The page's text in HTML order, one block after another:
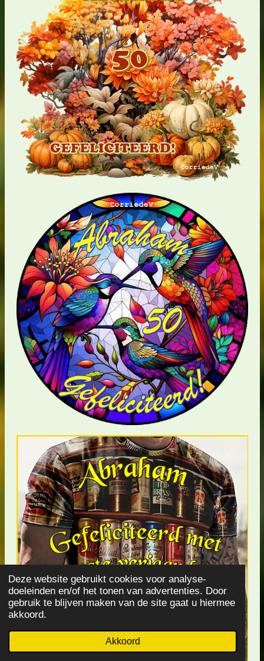
Deze website gebruikt cookies voor analyse-
doeleinden en/of het tonen van advertenties. Door
gebruik te blijven maken van de site gaat u hiermee
akkoord.
Akkoord